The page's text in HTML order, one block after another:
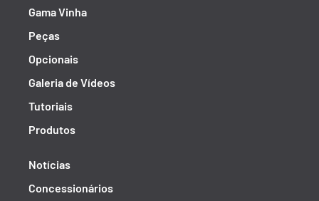
Gama Vinha
Peças
Opcionais
Galeria de Vídeos
Tutoriais
Produtos
Notícias
Concessionários